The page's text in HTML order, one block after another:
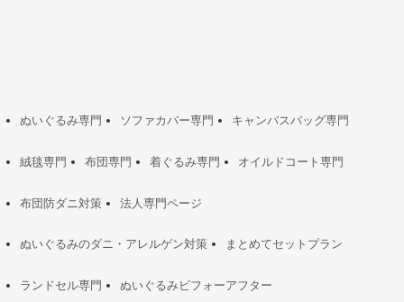
ぬいぐるみ専門 ソファカバー専門 キャンバスバッグ専門
絨毯専門 布団専門 着ぐるみ専門 オイルドコート専門
布団防ダニ対策 法人専門ページ
ぬいぐるみのダニ・アレルゲン対策 まとめてセットプラン
ランドセル専門 ぬいぐるみビフォーアフター